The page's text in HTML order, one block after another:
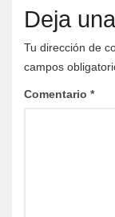
Deja
Tu dirección de
campos
Comentario *